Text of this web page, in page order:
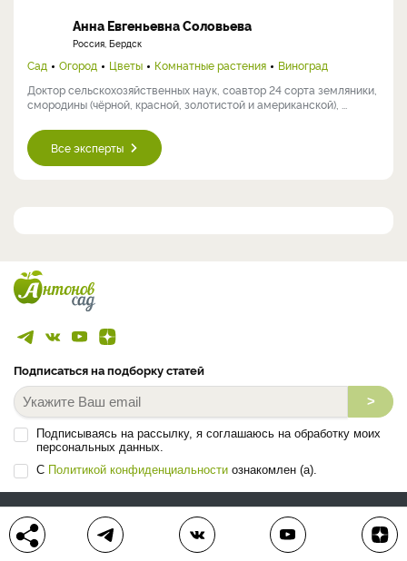
Анна Евгеньевна Соловьева
Россия, Бердск
Сад Огород Цветы Комнатные растения
Виноград
Доктор сельскохозяйственных наук, соавтор 24 сорта земляники,
смородины (чёрной, красной, золотистой и американской), ...
Все эксперты
Подписаться на подборку статей
>
Подписываясь на рассылку, я соглашаюсь на обработку моих
персональных данных.
С Политикой конфиденциальности ознакомлен (а).
ЛЕНТА СТАТЕЙ
ВОПРОС-ОТВЕТ